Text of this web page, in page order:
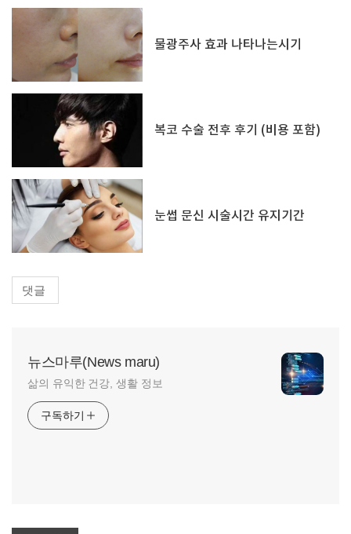
물광주사 효과 나타나는시기
복코 수술 전후 후기 (비용 포함)
눈썹 문신 시술시간 유지기간
댓글
뉴스마루(News maru)
삶의 유익한 건강, 생활 정보
구독하기